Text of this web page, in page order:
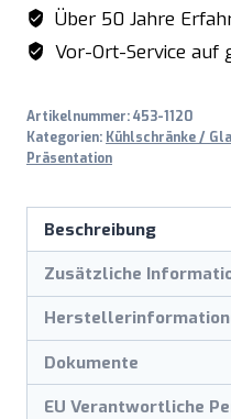
GTK
1530
Menge
Über 50 Jahre
Vor-Ort-Service auf
Artikelnummer:453-1120
Kategorien: Kühlschränke /
Präsentation
Beschreibung
Zusätzliche
Dokumente
EU Verantwortliche